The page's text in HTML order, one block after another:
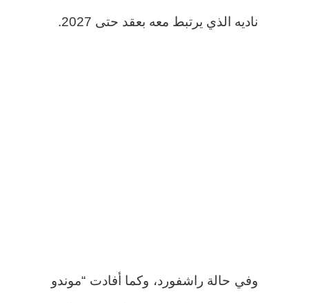
ناديه الذي يرتبط معه بعقد حتى 2027.
وفي حالة راشفورد، وكما أفادت “موندو